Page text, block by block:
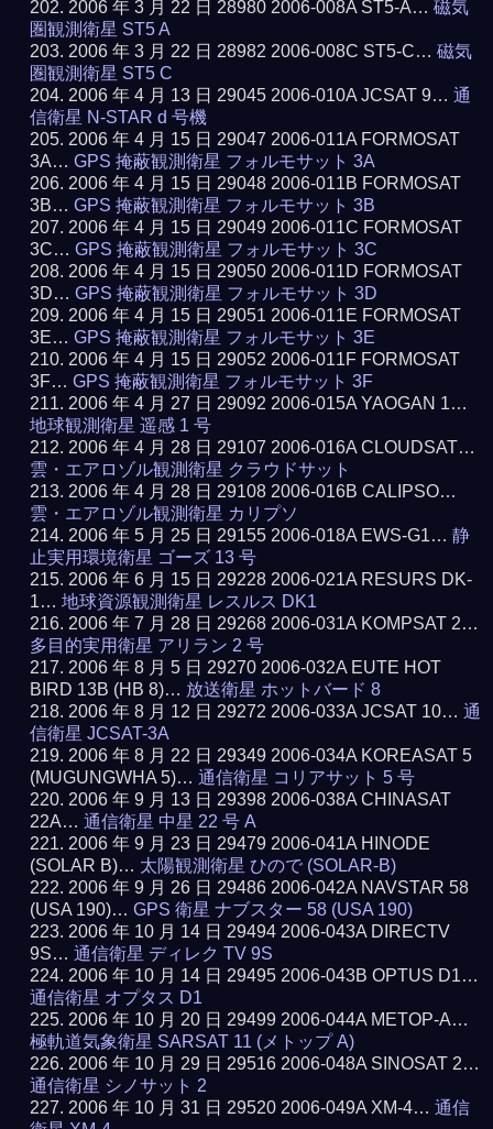
2006 年 3 月 22 日 28980 2006-008A ST5-A…磁気
圏観測衛星 ST5 A
2006 年 3 月 22 日 28982 2006-008C ST5-C…磁気
圏観測衛星 ST5 C
2006 年 4 月 13 日 29045 2006-010A JCSAT 9…通
信衛星 N-STAR d 号機
2006 年 4 月 15 日 29047 2006-011A FORMOSAT
3A…GPS 掩蔽観測衛星 フォルモサット 3A
2006 年 4 月 15 日 29048 2006-011B FORMOSAT
3B…GPS 掩蔽観測衛星 フォルモサット 3B
2006 年 4 月 15 日 29049 2006-011C FORMOSAT
3C…GPS 掩蔽観測衛星 フォルモサット 3C
2006 年 4 月 15 日 29050 2006-011D FORMOSAT
3D…GPS 掩蔽観測衛星 フォルモサット 3D
2006 年 4 月 15 日 29051 2006-011E FORMOSAT
3E…GPS 掩蔽観測衛星 フォルモサット 3E
2006 年 4 月 15 日 29052 2006-011F FORMOSAT
3F…GPS 掩蔽観測衛星 フォルモサット 3F
2006 年 4 月 27 日 29092 2006-015A YAOGAN 1…
地球観測衛星 遥感 1 号
2006 年 4 月 28 日 29107 2006-016A CLOUDSAT…
雲・エアロゾル観測衛星 クラウドサット
2006 年 4 月 28 日 29108 2006-016B CALIPSO…
雲・エアロゾル観測衛星 カリプソ
2006 年 5 月 25 日 29155 2006-018A EWS-G1…静
止実用環境衛星 ゴーズ 13 号
2006 年 6 月 15 日 29228 2006-021A RESURS DK-
1…地球資源観測衛星 レスルス DK1
2006 年 7 月 28 日 29268 2006-031A KOMPSAT 2…
多目的実用衛星 アリラン 2 号
2006 年 8 月 5 日 29270 2006-032A EUTE HOT
BIRD 13B (HB 8)… 放送衛星 ホットバード 8
2006 年 8 月 12 日 29272 2006-033A JCSAT 10…通
信衛星 JCSAT-3A
2006 年 8 月 22 日 29349 2006-034A KOREASAT 5
(MUGUNGWHA 5)…通信衛星 コリアサット 5 号
2006 年 9 月 13 日 29398 2006-038A CHINASAT
22A…通信衛星 中星 22 号 A
2006 年 9 月 23 日 29479 2006-041A HINODE
(SOLAR B)… 太陽観測衛星 ひので (SOLAR-B)
2006 年 9 月 26 日 29486 2006-042A NAVSTAR 58
(USA 190)…GPS 衛星 ナブスター 58 (USA 190)
2006 年 10 月 14 日 29494 2006-043A DIRECTV
9S…通信衛星 ディレク TV 9S
2006 年 10 月 14 日 29495 2006-043B OPTUS D1…
通信衛星 オプタス D1
2006 年 10 月 20 日 29499 2006-044A METOP-A…
極軌道気象衛星 SARSAT 11 (メトップ A)
2006 年 10 月 29 日 29516 2006-048A SINOSAT 2…
通信衛星 シノサット 2
2006 年 10 月 31 日 29520 2006-049A XM-4…通信